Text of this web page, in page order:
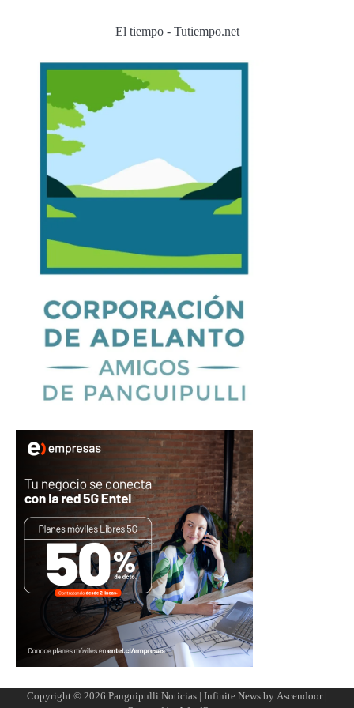
El tiempo - Tutiempo.net
Copyright © 2026 Panguipulli Noticias | Infinite News by Ascendoor|